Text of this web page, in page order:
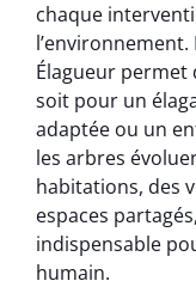
chaque
Élagueur permet
soit pour un
adaptée ou un
les arbres
habitations, des
espaces
indispensable
humain.